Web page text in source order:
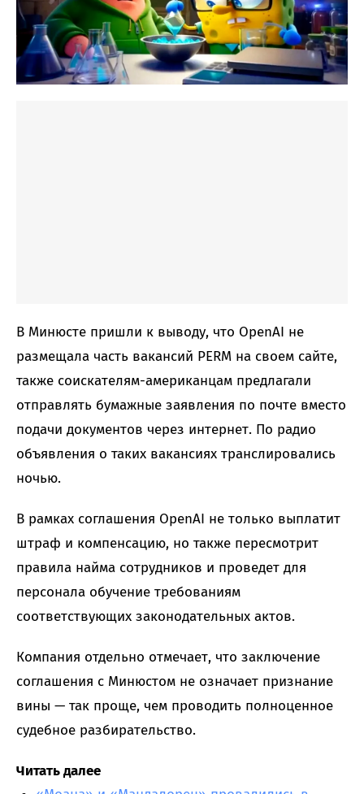
В Минюсте пришли к выводу, что OpenAI не
размещала часть вакансий PERM на своем сайте,
также соискателям-американцам предлагали
отправлять бумажные заявления по почте вместо
подачи документов через интернет. По радио
объявления о таких вакансиях транслировались
ночью.
В рамках соглашения OpenAI не только выплатит
штраф и компенсацию, но также пересмотрит
правила найма сотрудников и проведет для
персонала обучение требованиям
соответствующих законодательных актов.
Компания отдельно отмечает, что заключение
соглашения с Минюстом не означает признание
вины — так проще, чем проводить полноценное
судебное разбирательство.
Читать далее